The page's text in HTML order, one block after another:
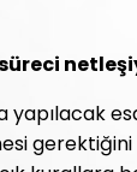
yapılacak